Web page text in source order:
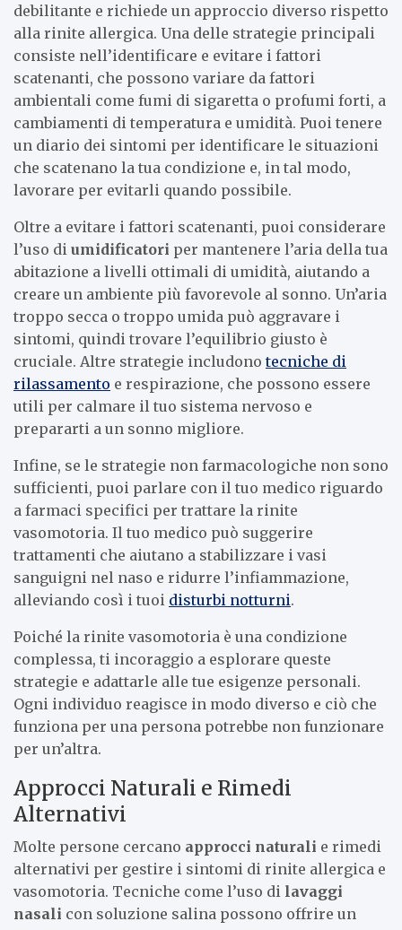
debilitante e richiede un approccio diverso rispetto
alla rinite allergica. Una delle strategie principali
consiste nell’identificare e evitare i fattori
scatenanti, che possono variare da fattori
ambientali come fumi di sigaretta o profumi forti, a
cambiamenti di temperatura e umidità. Puoi tenere
un diario dei sintomi per identificare le situazioni
che scatenano la tua condizione e, in tal modo,
lavorare per evitarli quando possibile.
Oltre a evitare i fattori scatenanti, puoi considerare
l’uso di umidificatori per mantenere l’aria della tua
abitazione a livelli ottimali di umidità, aiutando a
creare un ambiente più favorevole al sonno. Un’aria
troppo secca o troppo umida può aggravare i
sintomi, quindi trovare l’equilibrio giusto è
cruciale. Altre strategie includonotecniche di
rilassamento e respirazione, che possono essere
utili per calmare il tuo sistema nervoso e
prepararti a un sonno migliore.
Infine, se le strategie non farmacologiche non sono
sufficienti, puoi parlare con il tuo medico riguardo
a farmaci specifici per trattare la rinite
vasomotoria. Il tuo medico può suggerire
trattamenti che aiutano a stabilizzare i vasi
sanguigni nel naso e ridurre l’infiammazione,
alleviando così i tuoi disturbi notturni.
Poiché la rinite vasomotoria è una condizione
complessa, ti incoraggio a esplorare queste
strategie e adattarle alle tue esigenze personali.
Ogni individuo reagisce in modo diverso e ciò che
funziona per una persona potrebbe non funzionare
per un’altra.
Approcci Naturali e Rimedi
Alternativi
Molte persone cercano approcci naturali e rimedi
alternativi per gestire i sintomi di rinite allergica e
vasomotoria. Tecniche come l’uso di lavaggi
nasali con soluzione salina possono offrire un